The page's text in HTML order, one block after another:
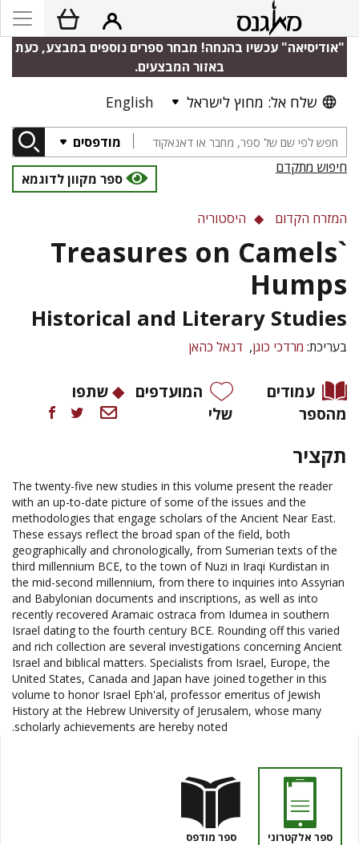
"אודיסיאה" עכשיו בהנחה! מבחר ספרים נוספים במבצע, כעת
באזור המבצעים.
שלח אל: מחוץ לישראל English
מודפסים
חיפוש מתקדם
ספר מקוון לדוגמא
המזרח הקדום היסטוריה
Treasures on Camels`
Humps
Historical and Literary Studies
בעריכת: מרדכי כוגן דנאל כהאן
עמודים
מהספר
המועדפים
שלי
שתפו
תקציר
The twenty-five new studies in this volume present the reader
with an up-to-date picture of some of the issues and the
methodologies that engage scholars of the Ancient Near East.
These essays reflect the broad span of the field, both
geographically and chronologically, from Sumerian texts of the
third millennium BCE, to the town of Nuzi in Iraqi Kurdistan in
the mid-second millennium, from there to inquiries into Assyrian
and Babylonian documents and inscriptions, as well as into
recently recovered Aramaic ostraca from Idumea in southern
Israel dating to the fourth century BCE. Rounding off this varied
and rich collection are several investigations concerning Ancient
Israel and biblical matters. Specialists from Israel, Europe, the
United States, Canada and Japan have joined together in this
volume to honor Israel Eph'al, professor emeritus of Jewish
History at the Hebrew University of Jerusalem, whose many
scholarly achievements are hereby noted.
ספר אלקטרוני ספר מודפס